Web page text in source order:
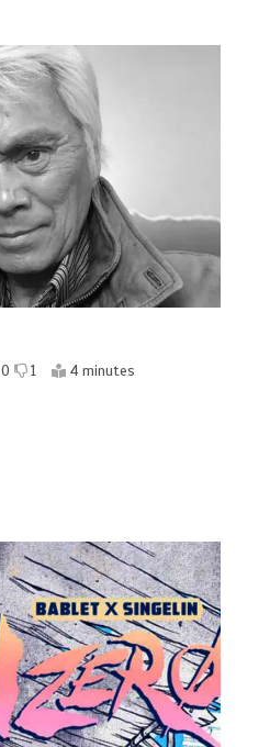
0 1
4 minutes